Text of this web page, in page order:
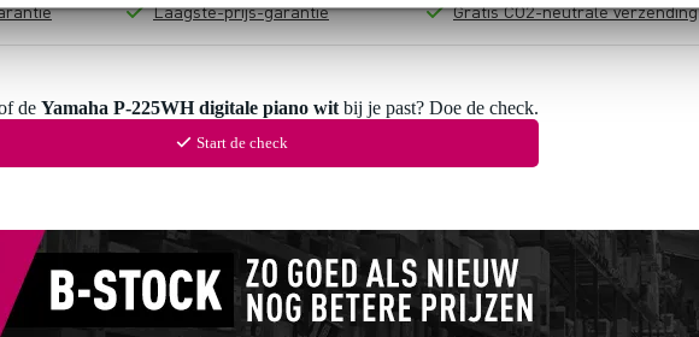
Laagste-prijs-garantie
Gratis CO2-neutrale verzending
de Yamaha P-225WH digitale piano witbij je past? Doe de check.
Start de check